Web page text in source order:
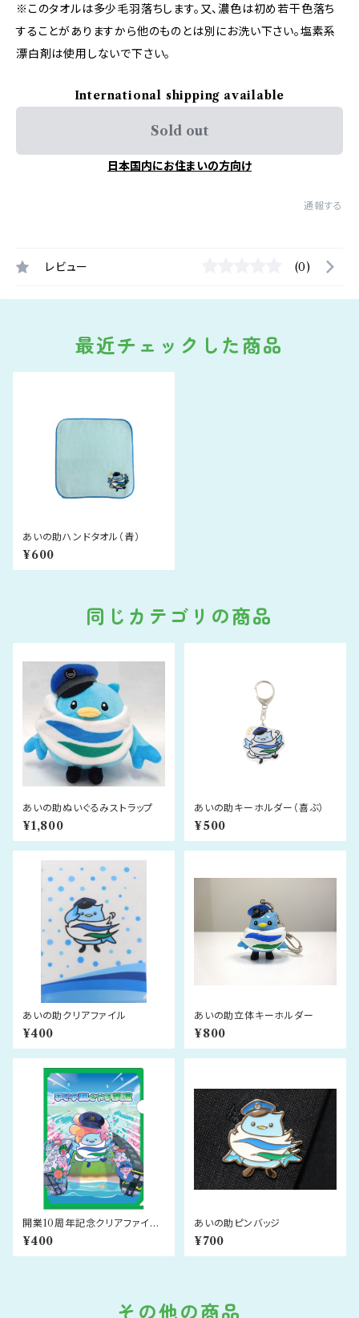
※このタオルは多少毛羽落ちします。又、濃色は初め若干色落ち
することがありますから他のものとは別にお洗い下さい。塩素系
漂白剤は使用しないで下さい。
International shipping available
Sold out
日本国内にお住まいの方向け
通報する
レビュー (0)
最近チェックした商品
あいの助ハンドタオル（青）
¥600
同じカテゴリの商品
あいの助ぬいぐるみストラップ
¥1,800
あいの助キーホルダー（喜ぶ）
¥500
あいの助クリアファイル
¥400
あいの助立体キーホルダー
¥800
開業10周年記念クリアファイル
（ハンド）
¥400
あいの助ピンバッジ
¥700
その他の商品